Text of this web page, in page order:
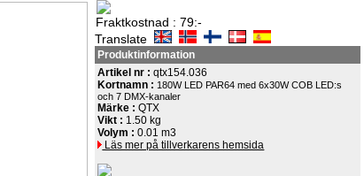
Fraktkostnad : 79:-
Translate
Produktinformation
Artikel nr :qtx154.036
Kortnamn :180W LED PAR64 med 6x30W COB LED:s
och 7 DMX-kanaler
Märke :QTX
Vikt : 1.50 kg
Volym :0.01 m3
Läs mer på tillverkarens hemsida